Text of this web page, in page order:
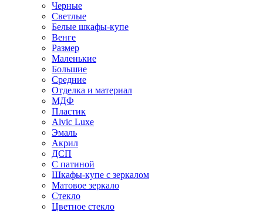
Черные
Светлые
Белые шкафы-купе
Венге
Размер
Маленькие
Большие
Средние
Отделка и материал
МДФ
Пластик
Alvic Luxe
Эмаль
Акрил
ДСП
С патиной
Шкафы-купе с зеркалом
Матовое зеркало
Стекло
Цветное стекло